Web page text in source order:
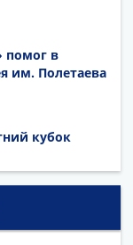
помог в
им. Полетаева
кубок